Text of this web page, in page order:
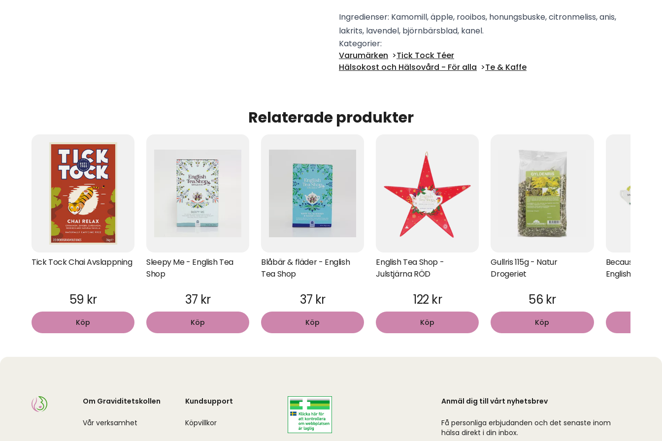
Ingredienser: Kamomill, äpple, rooibos, honungsbuske, citronmeliss, anis,
lakrits, lavendel, björnbärsblad, kanel.
Kategorier:
Varumärken
Tick Tock Téer
Hälsokost och Hälsovård - För alla
Te & Kaffe
Relaterade produkter
Tick Tock Chai Avslappning
59 kr
Köp
Sleepy Me - English Tea
Shop
37 kr
Köp
Blåbär & fläder - English
Tea Shop
37 kr
Köp
English Tea Shop -
Julstjärna RÖD
122 kr
Köp
Gullris 115g - Natur
Drogeriet
56 kr
Köp
Because
English Tea
Om Graviditetskollen
Vår verksamhet
Kundsupport
Köpvillkor
Anmäl dig till vårt nyhetsbrev
Få personliga erbjudanden och det senaste inom
hälsa direkt i din inbox.